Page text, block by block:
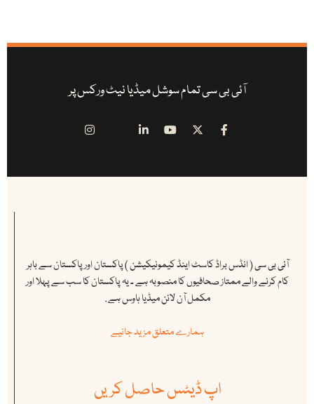
آئی بی سی تمام سوشل میڈیا نیٹ ورکس پر
آئی بی سی ( انڈس براڈ کاسٹ اینڈ کیمونیکیشن ) پاکستان اور پاکستان سے باہر
کام کرنے والے ممتاز صحافیوں کا منصوبہ ہے ۔ یہ پاکستان کا سب سے پہلا اور
مکمل آن لائن میڈیا ہاوس ہے .
ہمارے متعلق مزید جانیے
اپ ڈیٹس حاصل کریں